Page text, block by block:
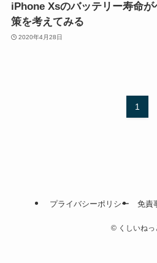
iPhone Xsのバッテリー寿命
策を考えてみる
2020年4月28日
1
プライバシーポリシー 免責
©くしいねっ